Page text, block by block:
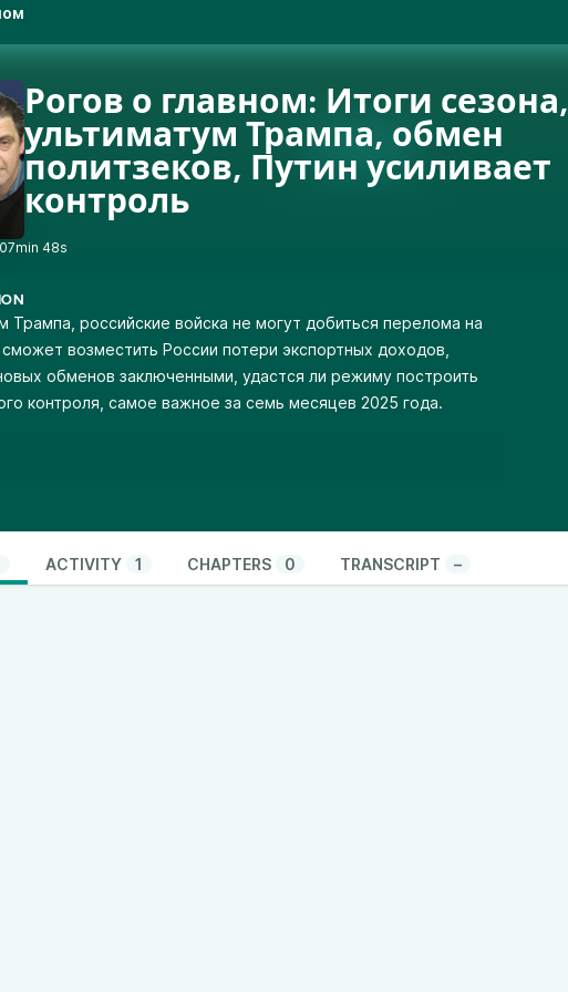
Рогов о главном: Итоги сезона,
ультиматум Трампа, обмен
политзеков, Путин усиливает
контроль
48s
Трампа, российские войска не могут добиться перелома на
возместить России потери экспортных доходов,
обменов заключенными, удастся ли режиму построить
контроля, самое важное за семь месяцев 2025 года.
ACTIVITY 1 CHAPTERS 0 TRANSCRIPT –